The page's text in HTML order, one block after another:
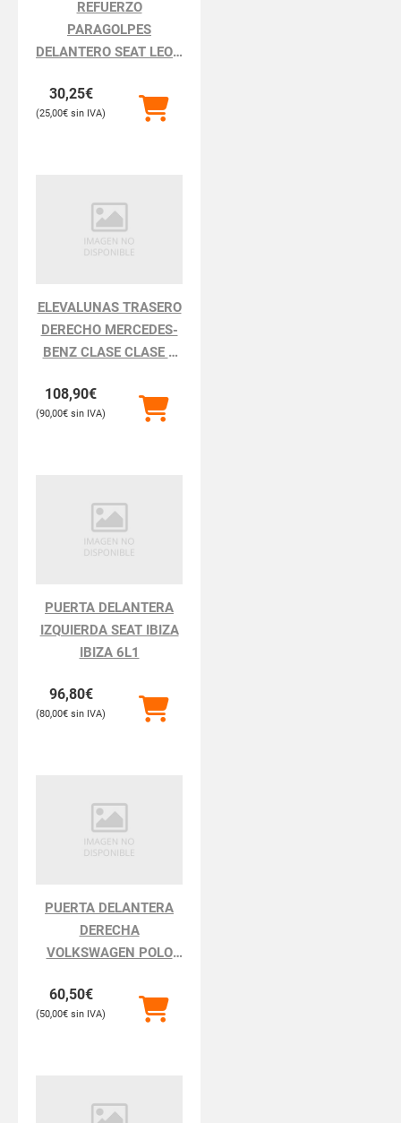
REFUERZO
PARAGOLPES
DELANTERO SEAT LEON
30,25€
25,00€
ELEVALUNAS TRASERO
DERECHO MERCEDES-
BENZ CLASE CLASE S
108,90€
90,00€
PUERTA DELANTERA
IZQUIERDA SEAT IBIZA
IBIZA 6L1
96,80€
80,00€
PUERTA DELANTERA
DERECHA
VOLKSWAGEN POLO
60,50€
50,00€